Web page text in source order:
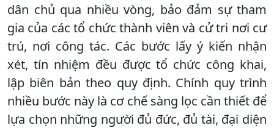
dân chủ qua nhiều vòng, bảo đảm sự tham
gia của các tổ chức thành viên và cử tri nơi cư
trú, nơi công tác. Các bước lấy ý kiến nhận
xét, tín nhiệm đều được tổ chức công khai,
lập biên bản theo quy định. Chính quy trình
nhiều bước này là cơ chế sàng lọc cần thiết để
lựa chọn những người đủ đức, đủ tài, đại diện